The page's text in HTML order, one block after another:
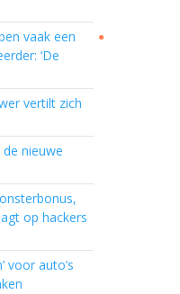
●
vaak een
‘De
vertilt zich
nieuwe
op hackers
voor auto’s